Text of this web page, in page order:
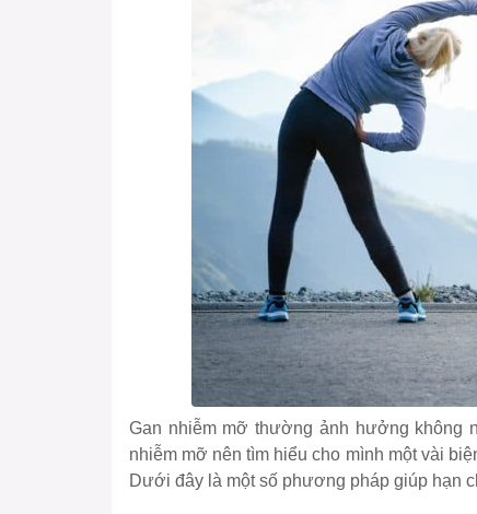
Gan nhiễm mỡ thường ảnh hưởng không
nhiễm mỡ nên tìm hiểu cho mình một vài
Dưới đây là một số phương pháp giúp hạn